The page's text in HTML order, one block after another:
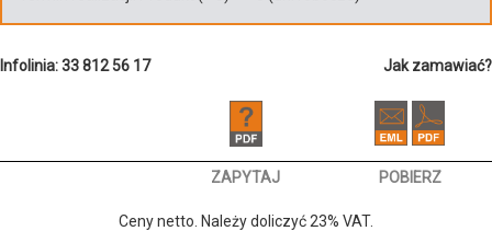
Infolinia: 33 812 56 17 Jak zamawiać?
ZAPYTAJ POBIERZ
Ceny netto. Należy doliczyć 23% VAT.